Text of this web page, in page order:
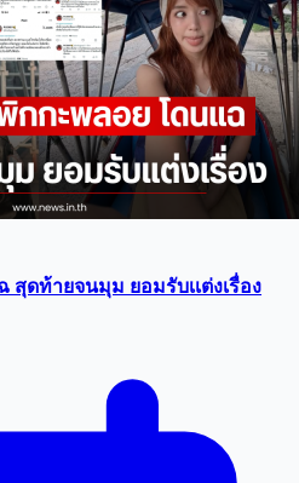
ดท้ายจนมุม ยอมรับเเต่งเรื่อง